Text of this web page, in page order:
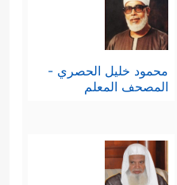
محمود خليل الحصري -
المصحف المعلم